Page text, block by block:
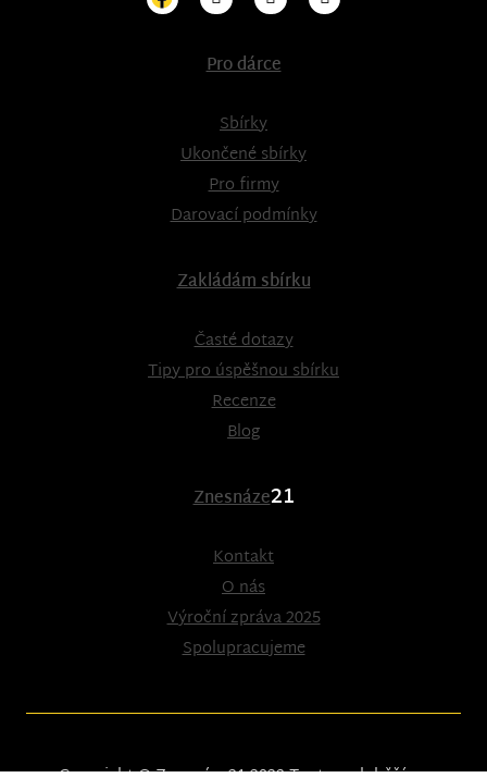
Pro dárce
Sbírky
Ukončené sbírky
Pro firmy
Darovací podmínky
Zakládám sbírku
Časté dotazy
Tipy pro úspěšnou sbírku
Recenze
Blog
Znesnáze21
Kontakt
O nás
Výroční zpráva 2025
Spolupracujeme